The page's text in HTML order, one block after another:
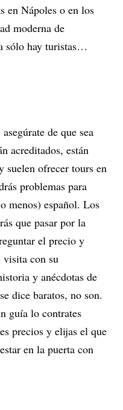
en Nápoles o en los
moderna de
sólo hay turistas…
de que sea
acreditados, están
suelen ofrecer tours en
problemas para
menos) español. Los
que pasar por la
el precio y
visita con su
y anécdotas de
dice baratos, no son.
guía lo contrates
precios y elijas el que
en la puerta con